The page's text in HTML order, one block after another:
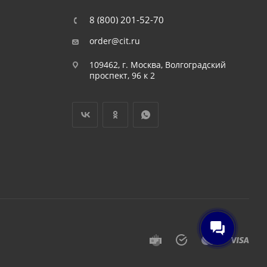
8 (800) 201-52-70
order@cit.ru
109462, г. Москва, Волгоградский
проспект, 96 к 2